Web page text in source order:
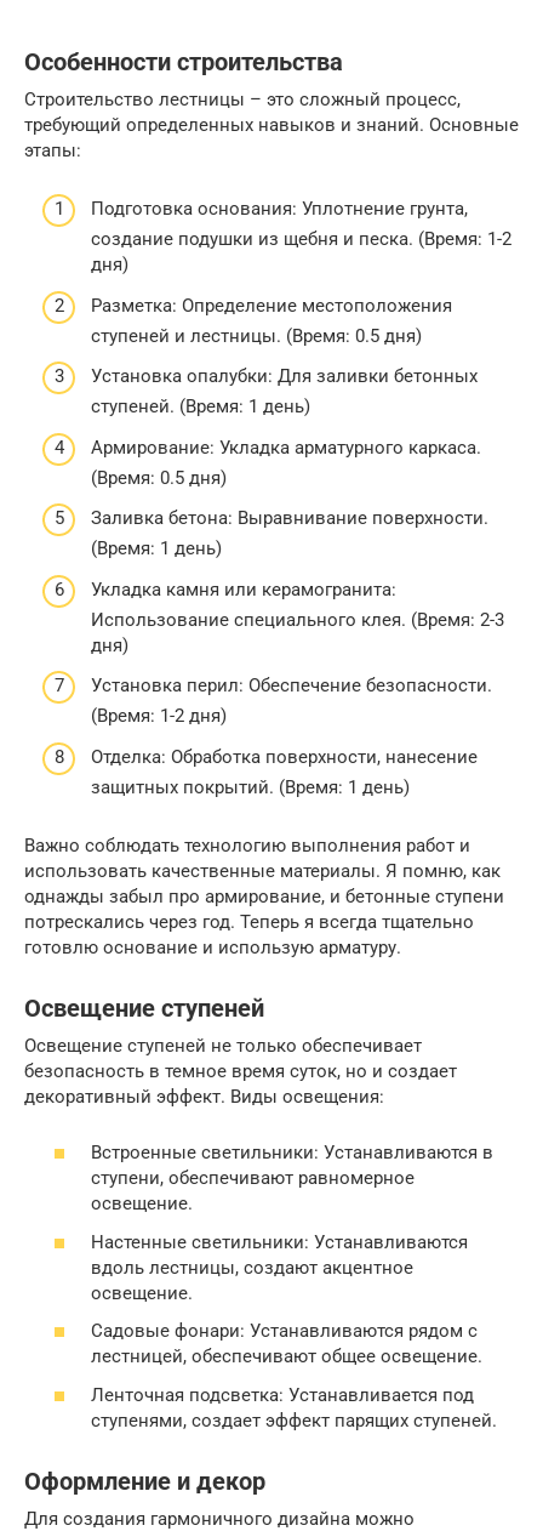
Особенности строительства
Строительство лестницы – это сложный процесс,
требующий определенных навыков и знаний. Основные
этапы:
Подготовка основания: Уплотнение грунта,
создание подушки из щебня и песка. (Время: 1-2
дня)
Разметка: Определение местоположения
ступеней и лестницы. (Время: 0.5 дня)
Установка опалубки: Для заливки бетонных
ступеней. (Время: 1 день)
Армирование: Укладка арматурного каркаса.
(Время: 0.5 дня)
Заливка бетона: Выравнивание поверхности.
(Время: 1 день)
Укладка камня или керамогранита:
Использование специального клея. (Время: 2-3
дня)
Установка перил: Обеспечение безопасности.
(Время: 1-2 дня)
Отделка: Обработка поверхности, нанесение
защитных покрытий. (Время: 1 день)
Важно соблюдать технологию выполнения работ и
использовать качественные материалы. Я помню, как
однажды забыл про армирование, и бетонные ступени
потрескались через год. Теперь я всегда тщательно
готовлю основание и использую арматуру.
Освещение ступеней
Освещение ступеней не только обеспечивает
безопасность в темное время суток, но и создает
декоративный эффект. Виды освещения:
Встроенные светильники: Устанавливаются в
ступени, обеспечивают равномерное
освещение.
Настенные светильники: Устанавливаются
вдоль лестницы, создают акцентное
освещение.
Садовые фонари: Устанавливаются рядом с
лестницей, обеспечивают общее освещение.
Ленточная подсветка: Устанавливается под
ступенями, создает эффект парящих ступеней.
Оформление и декор
Для создания гармоничного дизайна можно